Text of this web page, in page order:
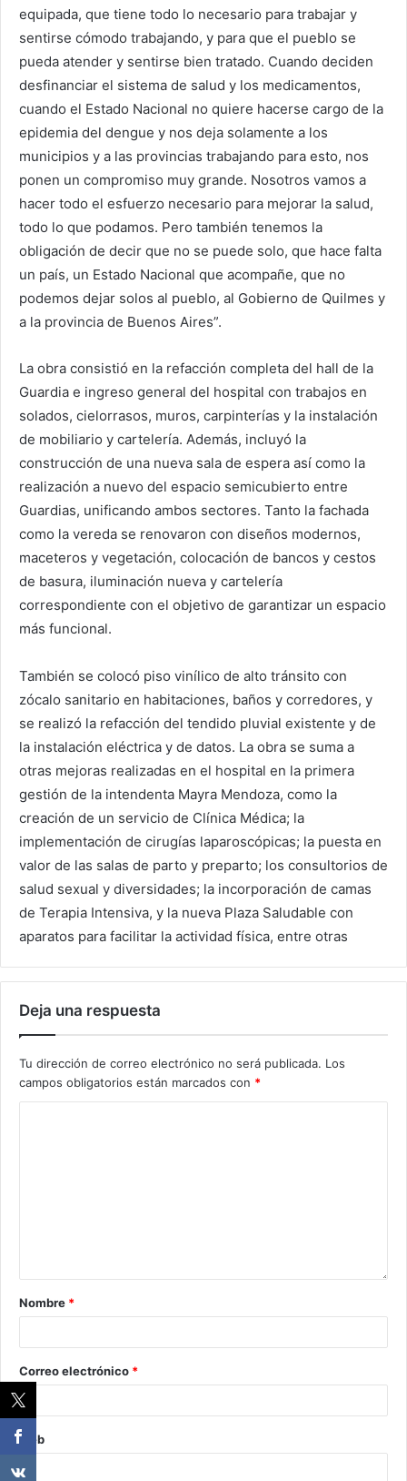
equipada, que tiene todo lo necesario para trabajar y
sentirse cómodo trabajando, y para que el pueblo se
pueda atender y sentirse bien tratado. Cuando deciden
desfinanciar el sistema de salud y los medicamentos,
cuando el Estado Nacional no quiere hacerse cargo de la
epidemia del dengue y nos deja solamente a los
municipios y a las provincias trabajando para esto, nos
ponen un compromiso muy grande. Nosotros vamos a
hacer todo el esfuerzo necesario para mejorar la salud,
todo lo que podamos. Pero también tenemos la
obligación de decir que no se puede solo, que hace falta
un país, un Estado Nacional que acompañe, que no
podemos dejar solos al pueblo, al Gobierno de Quilmes y
a la provincia de Buenos Aires”.
La obra consistió en la refacción completa del hall de la
Guardia e ingreso general del hospital con trabajos en
solados, cielorrasos, muros, carpinterías y la instalación
de mobiliario y cartelería. Además, incluyó la
construcción de una nueva sala de espera así como la
realización a nuevo del espacio semicubierto entre
Guardias, unificando ambos sectores. Tanto la fachada
como la vereda se renovaron con diseños modernos,
maceteros y vegetación, colocación de bancos y cestos
de basura, iluminación nueva y cartelería
correspondiente con el objetivo de garantizar un espacio
más funcional.
También se colocó piso vinílico de alto tránsito con
zócalo sanitario en habitaciones, baños y corredores, y
se realizó la refacción del tendido pluvial existente y de
la instalación eléctrica y de datos. La obra se suma a
otras mejoras realizadas en el hospital en la primera
gestión de la intendenta Mayra Mendoza, como la
creación de un servicio de Clínica Médica; la
implementación de cirugías laparoscópicas; la puesta en
valor de las salas de parto y preparto; los consultorios de
salud sexual y diversidades; la incorporación de camas
de Terapia Intensiva, y la nueva Plaza Saludable con
aparatos para facilitar la actividad física, entre otras
Deja una respuesta
Tu dirección de correo electrónico no será publicada. Los
campos obligatorios están marcados con *
Nombre *
Correo electrónico *
Web